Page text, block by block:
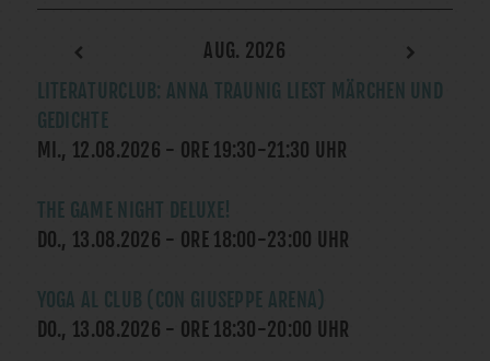
AUG. 2026
LITERATURCLUB: ANNA TRAUNIG LIEST MÄRCHEN UND
GEDICHTE
MI., 12.08.2026 - ORE 19:30-21:30 UHR
THE GAME NIGHT DELUXE!
DO., 13.08.2026 - ORE 18:00-23:00 UHR
YOGA AL CLUB (CON GIUSEPPE ARENA)
DO., 13.08.2026 - ORE 18:30-20:00 UHR